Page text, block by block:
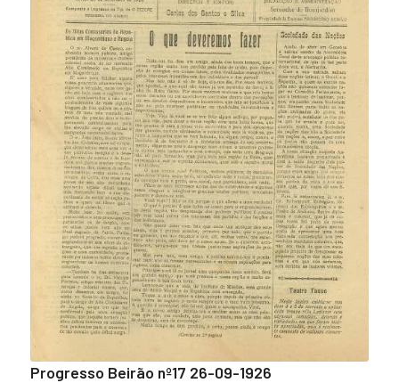
Progresso Beirão nº17 26-09-1926